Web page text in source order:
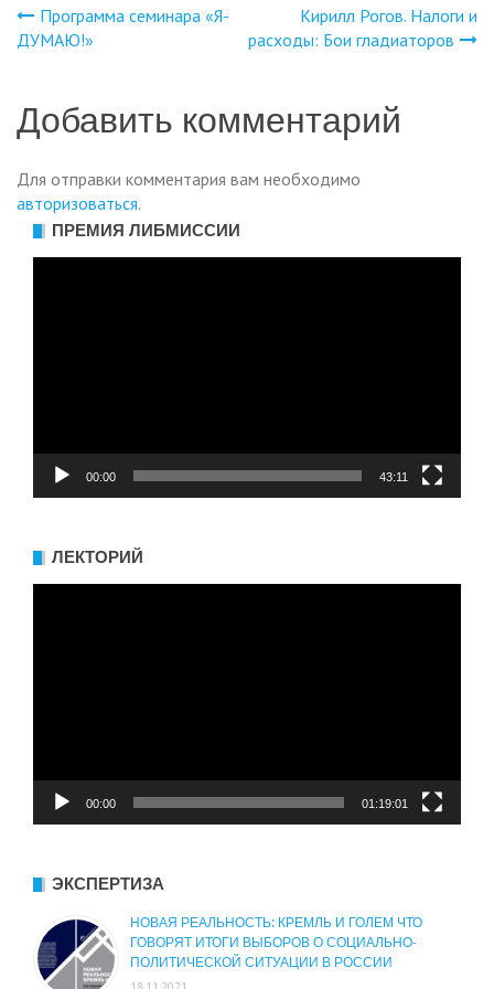
Навигация
записям
Программа семинара «Я-
ДУМАЮ!»
Кирилл Рогов. Налоги и
расходы: Бои гладиаторов
Добавить комментарий
Для отправки комментария вам необходимо
авторизоваться.
ПРЕМИЯ ЛИБМИССИИ
00:00 43:11
ЛЕКТОРИЙ
00:00 01:19:01
ЭКСПЕРТИЗА
НОВАЯ РЕАЛЬНОСТЬ: КРЕМЛЬ И ГОЛЕМ ЧТО
ГОВОРЯТ ИТОГИ ВЫБОРОВ О СОЦИАЛЬНО-
ПОЛИТИЧЕСКОЙ СИТУАЦИИ В РОССИИ